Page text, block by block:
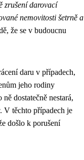
zrušení darovací
nemovitosti šetrně a
že se v budoucnu
daru v případech,
jeho rodiny
dostatečně nestará,
V těchto případech je
došlo k porušení